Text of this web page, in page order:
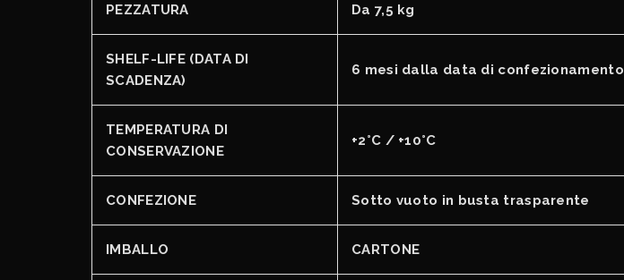
PEZZATURA Da 7,5 kg
SHELF-LIFE (DATA DI
SCADENZA)
6 mesi dalla data di confezionamento
TEMPERATURA DI
CONSERVAZIONE
+2°C / +10°C
CONFEZIONE Sotto vuoto in busta trasparente
IMBALLO CARTONE